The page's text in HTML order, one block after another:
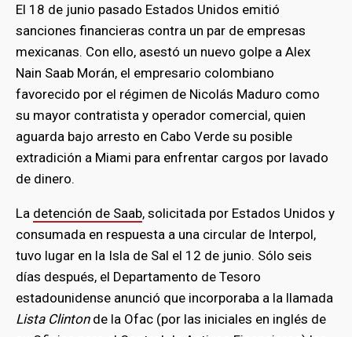
El 18 de junio pasado Estados Unidos emitió
sanciones financieras contra un par de empresas
mexicanas. Con ello, asestó un nuevo golpe a Alex
Nain Saab Morán, el empresario colombiano
favorecido por el régimen de Nicolás Maduro como
su mayor contratista y operador comercial, quien
aguarda bajo arresto en Cabo Verde su posible
extradición a Miami para enfrentar cargos por lavado
de dinero.
La detención de Saab, solicitada por Estados Unidos y
consumada en respuesta a una circular de Interpol,
tuvo lugar en la Isla de Sal el 12 de junio. Sólo seis
días después, el Departamento de Tesoro
estadounidense anunció que incorporaba a la llamada
Lista Clintonde la Ofac (por las iniciales en inglés de